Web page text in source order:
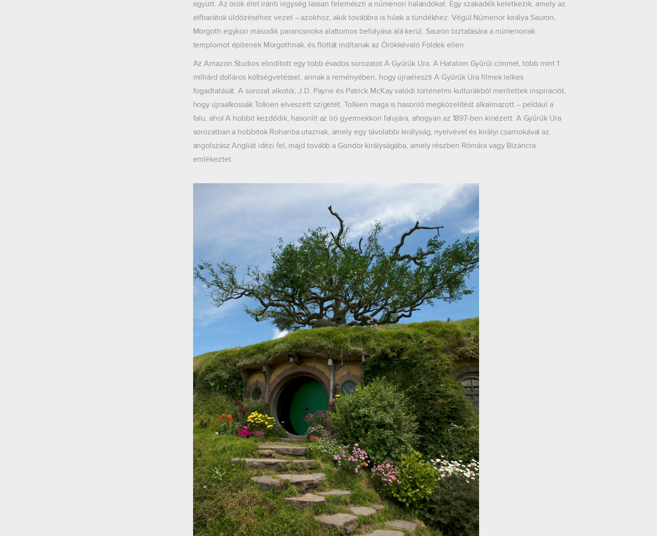
együtt. Az örök élet iránti irigység lassan felemészti a númenori halandókat. Egy szakadék keletkezik, amely az
elfbarátok üldözéséhez vezet – azokhoz, akik továbbra is hűek a tündékhez. Végül Númenor királya Sauron,
Morgoth egykori második parancsnoka alattomos befolyása alá kerül. Sauron biztatására a númenoriak
templomot építenek Morgothnak, és flottát indítanak az Örökkévaló Földek ellen.
Az Amazon Studios elindított egy több évados sorozatot A Gyűrűk Ura: A Hatalom Gyűrűi címmel, több mint 1
milliárd dolláros költségvetéssel, annak a reményében, hogy újraéleszti A Gyűrűk Ura filmek lelkes
fogadtatását. A sorozat alkotói, J.D. Payne és Patrick McKay valódi történelmi kultúrákból merítettek inspirációt,
hogy újraalkossák Tolkien elveszett szigetét. Tolkien maga is hasonló megközelítést alkalmazott – például a
falu, ahol A hobbit kezdődik, hasonlít az író gyermekkori falujára, ahogyan az 1897-ben kinézett. A Gyűrűk Ura
sorozatban a hobbitok Rohanba utaznak, amely egy távolabbi királyság, nyelvével és királyi csarnokával az
angolszász Angliát idézi fel, majd tovább a Gondor királyságába, amely részben Rómára vagy Bizáncra
emlékeztet.